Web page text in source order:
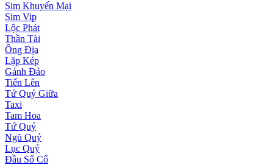
Sim Khuyến Mại
Sim Vip
Lộc Phát
Thần Tài
Ông Địa
Lặp Kép
Gánh Đảo
Tiến Lên
Tứ Quý Giữa
Taxi
Tam Hoa
Tứ Quý
Ngũ Quý
Lục Quý
Đầu Số Cổ